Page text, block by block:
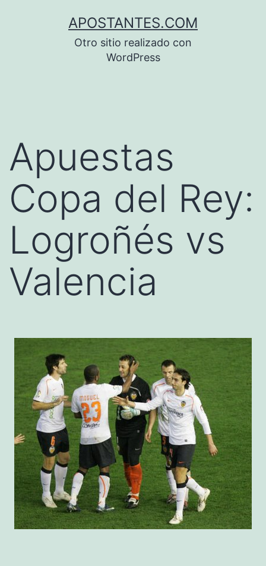
APOSTANTES.COM
Otro sitio realizado con
WordPress
Apuestas
Copa del Rey:
Logroñés vs
Valencia